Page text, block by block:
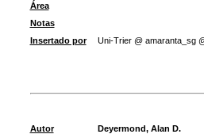
Área
Notas
Insertado por
Uni-Trier @ amaranta_sg
Autor
Deyermond, Alan D.